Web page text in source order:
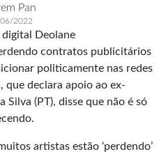
Pan
2022
Deolane
contratos publicitários
politicamente nas redes
que declara apoio ao ex-
Silva (PT), disse que não é só
artistas estão ‘perdendo’